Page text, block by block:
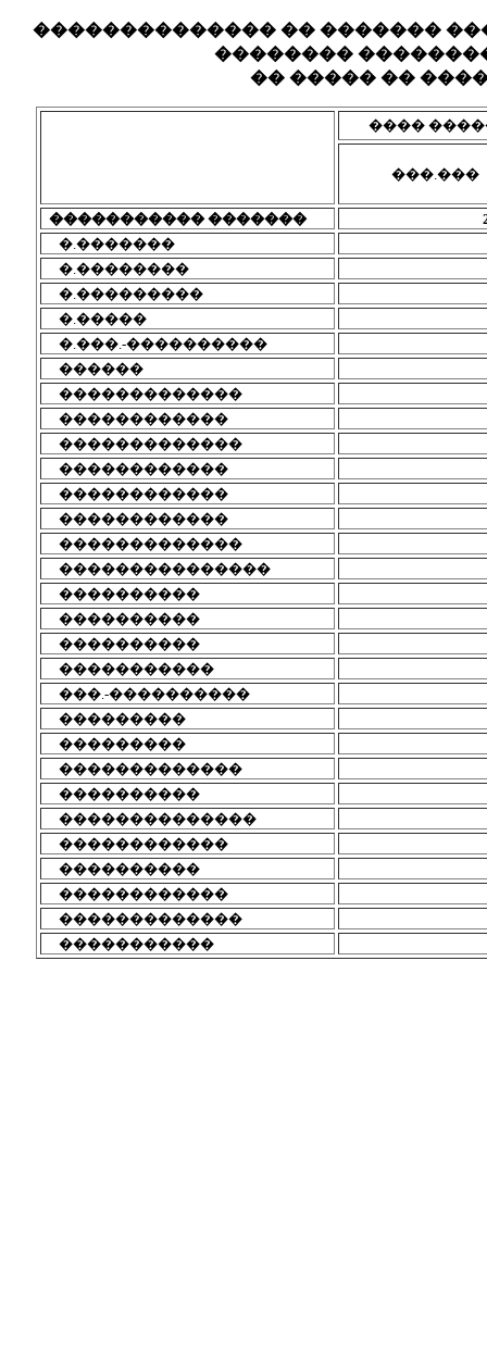
�������������� �� �������
��������
�� ����� ��
����
���.���
����������� �������
�.�������
�.��������
�.���������
�.�����
�.���.-����������
������
�������������
������������
�������������
������������
������������
������������
�������������
���������������
����������
����������
����������
�����������
���.-����������
���������
���������
�������������
����������
��������������
������������
����������
������������
�������������
�����������